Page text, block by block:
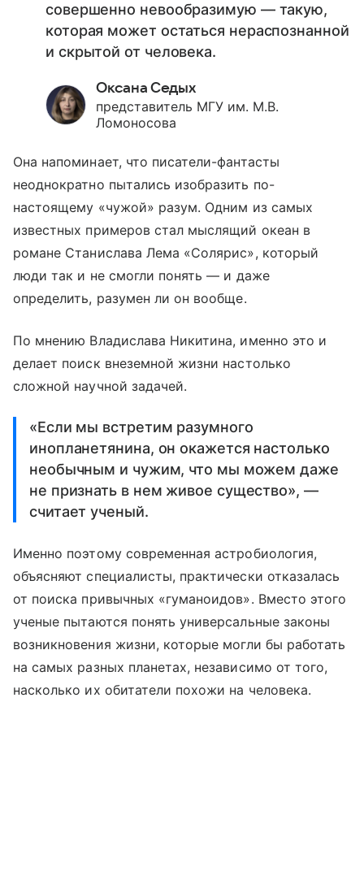
совершенно невообразимую — такую,
которая может остаться нераспознанной
и скрытой от человека.
Оксана Седых
представитель МГУ им. М.В.
Ломоносова
Она напоминает, что писатели-фантасты
неоднократно пытались изобразить по-
настоящему «чужой» разум. Одним из самых
известных примеров стал мыслящий океан в
романе Станислава Лема «Солярис», который
люди так и не смогли понять — и даже
определить, разумен ли он вообще.
По мнению Владислава Никитина, именно это и
делает поиск внеземной жизни настолько
сложной научной задачей.
«Если мы встретим разумного
инопланетянина, он окажется настолько
необычным и чужим, что мы можем даже
не признать в нем живое существо», —
считает ученый.
Именно поэтому современная астробиология,
объясняют специалисты, практически отказалась
от поиска привычных «гуманоидов». Вместо этого
ученые пытаются понять универсальные законы
возникновения жизни, которые могли бы работать
на самых разных планетах, независимо от того,
насколько их обитатели похожи на человека.